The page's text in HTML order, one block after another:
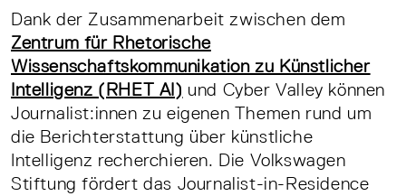
Dank der Zusammenarbeit zwischen dem
Zentrum für Rhetorische
Wissenschaftskommunikation zu Künstlicher
Intelligenz (RHET AI) und Cyber Valley können
Journalist:innen zu eigenen Themen rund um
die Berichterstattung über künstliche
Intelligenz recherchieren. Die Volkswagen
Stiftung fördert das Journalist-in-Residence